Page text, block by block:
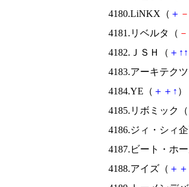
4180.LiNKX（ ＋ －
4181.リベルタ（ －
4182.ＪＳＨ（ ＋ ↑ ↑
4183.アーキテク
4184.YE（ ＋ ＋ ↑ ）
4185.リボミック（
4186.ジィ・シィ
4187.ビート・ホ
4188.アイズ（ ＋ ＋